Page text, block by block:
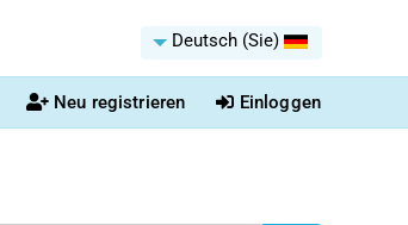
Deutsch (Sie)
Neu registrieren Einloggen